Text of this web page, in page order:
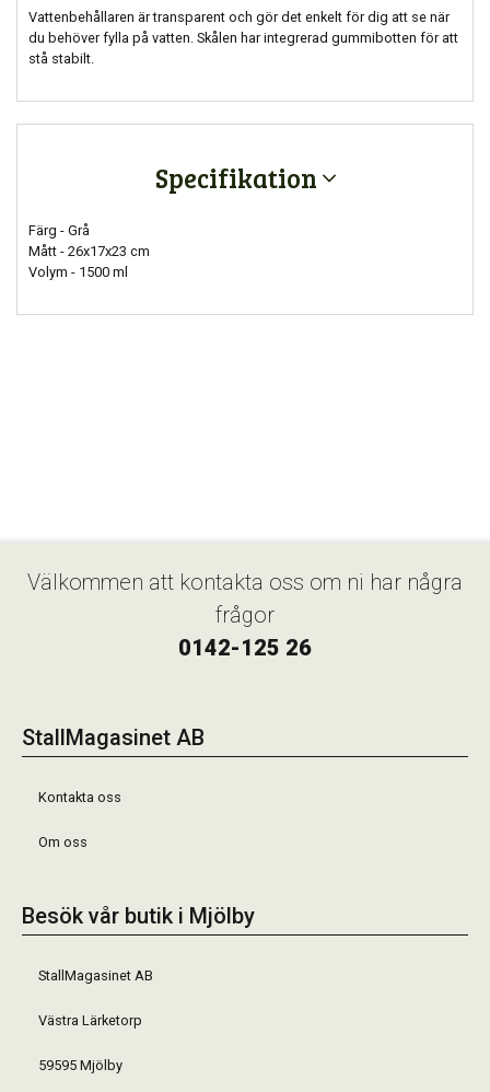
Vattenbehållaren är transparent och gör det enkelt för dig att se när
du behöver fylla på vatten. Skålen har integrerad gummibotten för att
stå stabilt.
Specifikation
Färg - Grå
Mått - 26x17x23 cm
Volym - 1500 ml
Välkommen att kontakta oss om ni har några
frågor
0142-125 26
StallMagasinet AB
Kontakta oss
Om oss
Besök vår butik i Mjölby
StallMagasinet AB
Västra Lärketorp
59595 Mjölby